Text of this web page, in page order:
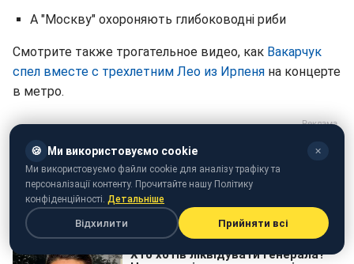
А "Москву" охороняють глибоководні риби
Смотрите также трогательное видео, как Вакарчук
спел вместе с трехлетним Лео из Ирпеня на концерте
в метро.
🍪 Ми використовуємо cookie ✕
Ми використовуємо файли cookie для аналізу трафіку та
персоналізації контенту. Прочитайте нашу Політику
конфіденційності. Детальніше
Відхилити Прийняти всі